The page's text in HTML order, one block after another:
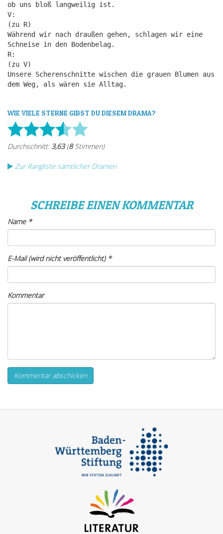
ob uns bloß langweilig ist.
V:
(zu R)
Während wir nach draußen gehen, schlagen wir eine
Schneise in den Bodenbelag.
R:
(zu V)
Unsere Scherenschnitte wischen die grauen Blumen aus
dem Weg, als wären sie Alltag.
WIE VIELE STERNE GIBST DU DIESEM DRAMA?
Zur Rangliste sämtlicher Dramen
SCHREIBE EINEN KOMMENTAR
Name*
E-Mail (wird nicht veröffentlicht)*
Kommentar